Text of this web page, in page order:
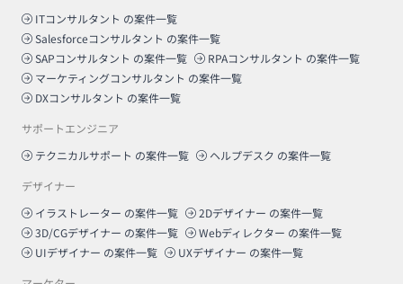
ITコンサルタント の案件一覧
Salesforceコンサルタント の案件一覧
SAPコンサルタント の案件一覧 RPAコンサルタント の案件一覧
マーケティングコンサルタント の案件一覧
DXコンサルタント の案件一覧
サポートエンジニア
テクニカルサポート の案件一覧 ヘルプデスク の案件一覧
デザイナー
イラストレーター の案件一覧 2Dデザイナー の案件一覧
3D/CGデザイナー の案件一覧 Webディレクター の案件一覧
UIデザイナー の案件一覧 UXデザイナー の案件一覧